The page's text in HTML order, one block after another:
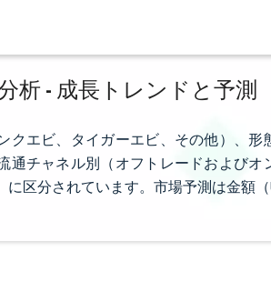
析 - 成長トレンドと予測
クエビ、タイガーエビ、その他）、
通チャネル別（オフトレードおよび
区分されています。市場予測は金額